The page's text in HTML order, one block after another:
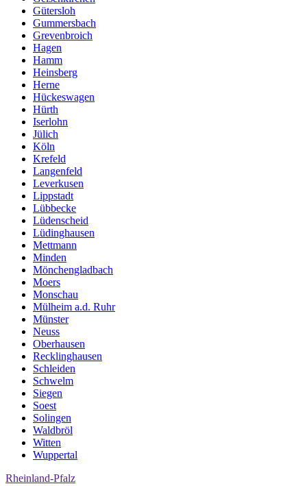
Gütersloh
Gummersbach
Grevenbroich
Hagen
Hamm
Heinsberg
Herne
Hückeswagen
Hürth
Iserlohn
Jülich
Köln
Krefeld
Langenfeld
Leverkusen
Lippstadt
Lübbecke
Lüdenscheid
Lüdinghausen
Mettmann
Minden
Mönchengladbach
Moers
Monschau
Mülheim a.d. Ruhr
Münster
Neuss
Oberhausen
Recklinghausen
Schleiden
Schwelm
Siegen
Soest
Solingen
Waldbröl
Witten
Wuppertal
Rheinland-Pfalz